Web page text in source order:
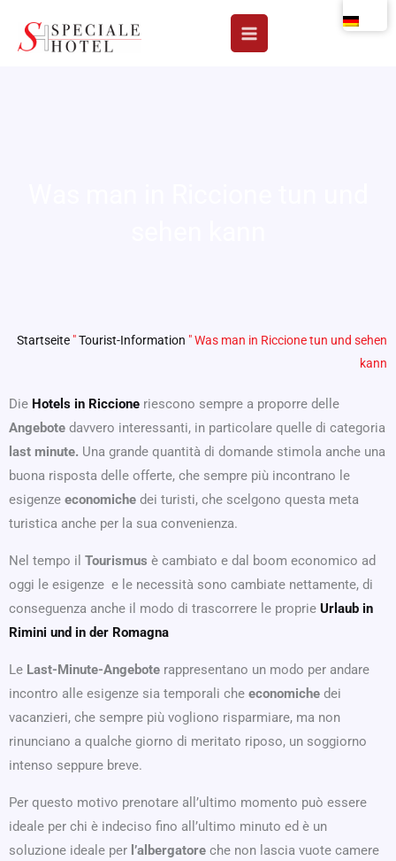
Inhalt
Startseite "Tourist-Information "Was man in Riccione tun und sehen
kann
Die Hotels in Riccione riescono sempre a proporre delle
Angebote davvero interessanti, in particolare quelle di categoria
last minute. Una grande quantità di domande stimola anche una
buona risposta delle offerte, che sempre più incontrano le
esigenze economiche dei turisti, che scelgono questa meta
turistica anche per la sua convenienza.
Nel tempo il Tourismus è cambiato e dal boom economico ad
oggi le esigenze e le necessità sono cambiate nettamente, di
conseguenza anche il modo di trascorrere le proprie Urlaub in
Rimini und in der Romagna
Le Last-Minute-Angebote rappresentano un modo per andare
incontro alle esigenze sia temporali che economiche dei
vacanzieri, che sempre più vogliono risparmiare, ma non
rinunciano a qualche giorno di meritato riposo, un soggiorno
intenso seppure breve.
Per questo motivo prenotare all’ultimo momento può essere
ideale per chi è indeciso fino all’ultimo minuto ed è un
soluzione ideale per l’albergatore che non lascia vuote camere